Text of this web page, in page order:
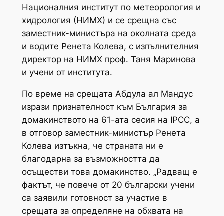
Националния институт по метеорология и
хидрология (НИМХ) и се срещна със
заместник-министъра на околната среда
и водите Ренета Колева, с изпълнителния
директор на НИМХ проф. Таня Маринова
и учени от института.
По време на срещата Абдула ал Мандус
изрази признателност към България за
домакинството на 61-ата сесия на IPCC, а
в отговор заместник-министър Ренета
Колева изтъкна, че страната ни е
благодарна за възможността да
осъществи това домакинство. „Радващ е
фактът, че повече от 20 български учени
са заявили готовност за участие в
срещата за определяне на обхвата на